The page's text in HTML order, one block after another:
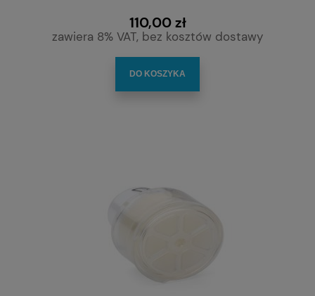
110,00 zł
zawiera 8% VAT, bez kosztów dostawy
DO KOSZYKA